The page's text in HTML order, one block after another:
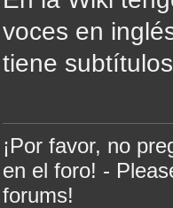
voces en
tiene
¡Por favor, no
en el foro! -
forums!